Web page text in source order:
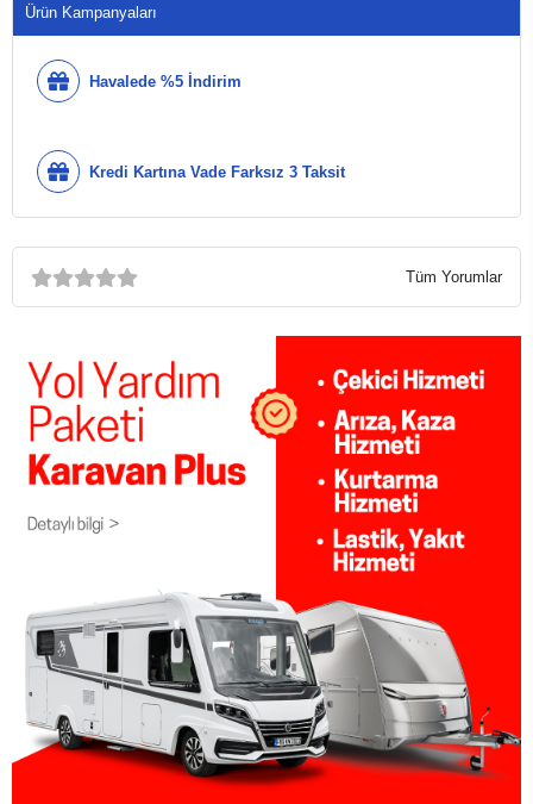
Ürün Kampanyaları
Havalede %5 İndirim
Kredi Kartına Vade Farksız 3 Taksit
Tüm Yorumlar